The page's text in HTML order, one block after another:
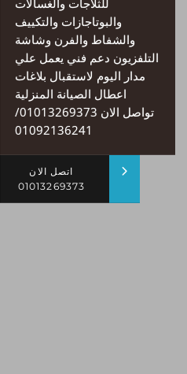
للثلاجات والغسالات
والبوتاجازات والتكييف
والشفاط والفرن وشاشة
التلفزيون دعم فني يعمل علي
مدار اليوم لاستقبال بلاغات
اعطال الصيانة المنزلية
تواصل الان 01013269373/
01092136241
اتصل الان
01013269373